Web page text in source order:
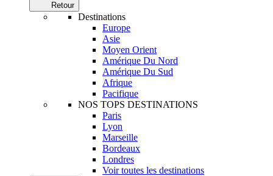
Retour
Destinations
Europe
Asie
Moyen Orient
Amérique Du Nord
Amérique Du Sud
Afrique
Pacifique
NOS TOPS DESTINATIONS
Paris
Lyon
Marseille
Bordeaux
Londres
Voir toutes les destinations